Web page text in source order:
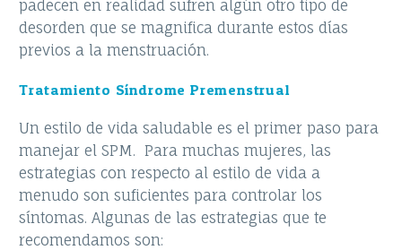
padecen en realidad sufren algún otro tipo de
desorden que se magnifica durante estos días
previos a la menstruación.
Tratamiento Síndrome Premenstrual
Un estilo de vida saludable es el primer paso para
manejar el SPM. Para muchas mujeres, las
estrategias con respecto al estilo de vida a
menudo son suficientes para controlar los
síntomas. Algunas de las estrategias que te
recomendamos son: